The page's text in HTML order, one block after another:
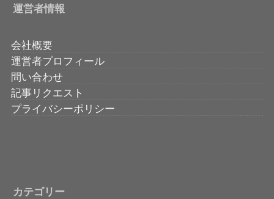
運営者情報
会社概要
運営者プロフィール
問い合わせ
記事リクエスト
プライバシーポリシー
カテゴリー